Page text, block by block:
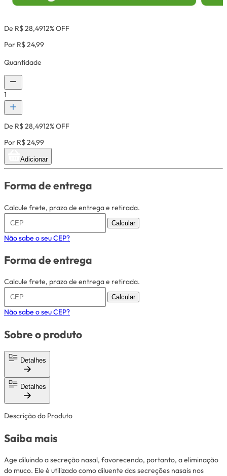
De R$ 28,4912% OFF
Por R$ 24,99
Quantidade
1
De R$ 28,4912% OFF
Por R$ 24,99
Adicionar
Forma de entrega
Calcule frete, prazo de entrega e retirada.
Calcular
Não sabe o seu CEP?
Forma de entrega
Calcule frete, prazo de entrega e retirada.
Calcular
Não sabe o seu CEP?
Sobre o produto
Detalhes
Detalhes
Descrição do Produto
Saiba mais
Age diluindo a secreção nasal, favorecendo, portanto, a eliminação
do muco. Ele é utilizado como diluente das secreções nasais nos